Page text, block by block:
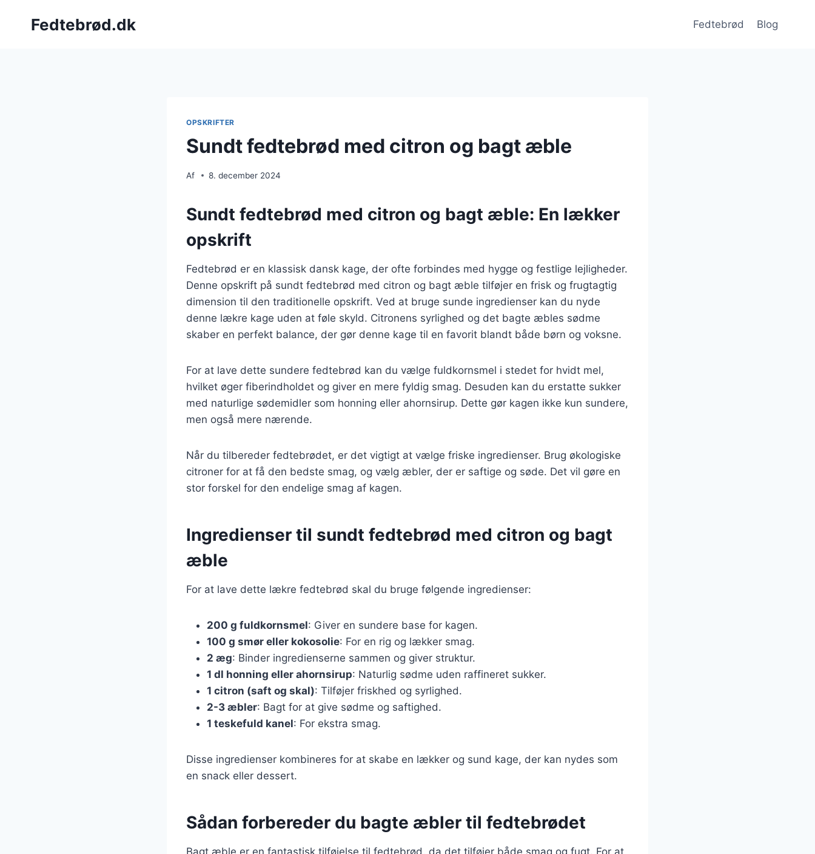
Fedtebrød.dk Fedtebrød Blog
OPSKRIFTER
Sundt fedtebrød med citron og bagt æble
Af 8. december 2024
Sundt fedtebrød med citron og bagt æble: En lækker
opskrift
Fedtebrød er en klassisk dansk kage, der ofte forbindes med hygge og festlige lejligheder.
Denne opskrift på sundt fedtebrød med citron og bagt æble tilføjer en frisk og frugtagtig
dimension til den traditionelle opskrift. Ved at bruge sunde ingredienser kan du nyde
denne lækre kage uden at føle skyld. Citronens syrlighed og det bagte æbles sødme
skaber en perfekt balance, der gør denne kage til en favorit blandt både børn og voksne.
For at lave dette sundere fedtebrød kan du vælge fuldkornsmel i stedet for hvidt mel,
hvilket øger fiberindholdet og giver en mere fyldig smag. Desuden kan du erstatte sukker
med naturlige sødemidler som honning eller ahornsirup. Dette gør kagen ikke kun sundere,
men også mere nærende.
Når du tilbereder fedtebrødet, er det vigtigt at vælge friske ingredienser. Brug økologiske
citroner for at få den bedste smag, og vælg æbler, der er saftige og søde. Det vil gøre en
stor forskel for den endelige smag af kagen.
Ingredienser til sundt fedtebrød med citron og bagt
æble
For at lave dette lækre fedtebrød skal du bruge følgende ingredienser:
200 g fuldkornsmel: Giver en sundere base for kagen.
100 g smør eller kokosolie: For en rig og lækker smag.
2 æg: Binder ingredienserne sammen og giver struktur.
1 dl honning eller ahornsirup: Naturlig sødme uden raffineret sukker.
1 citron (saft og skal): Tilføjer friskhed og syrlighed.
2-3 æbler: Bagt for at give sødme og saftighed.
1 teskefuld kanel: For ekstra smag.
Disse ingredienser kombineres for at skabe en lækker og sund kage, der kan nydes som
en snack eller dessert.
Sådan forbereder du bagte æbler til fedtebrødet
Bagt æble er en fantastisk tilføjelse til fedtebrød, da det tilføjer både smag og fugt. For at